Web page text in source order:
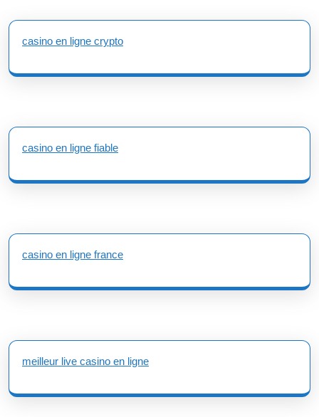
casino en ligne crypto
casino en ligne fiable
casino en ligne france
meilleur live casino en ligne